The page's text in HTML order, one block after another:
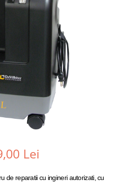
Lei
de reparatii cu ingineri autorizati, cu